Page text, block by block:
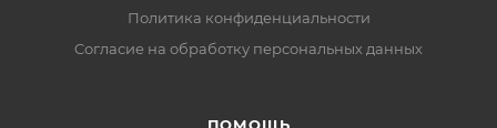
Политика конфиденциальности
Cогласие на обработку персональных данных